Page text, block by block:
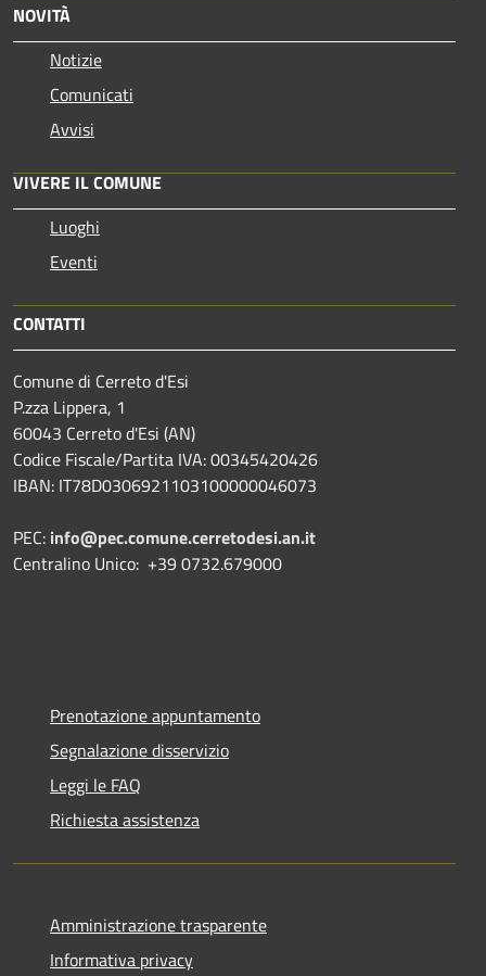
NOVITÀ
Notizie
Comunicati
Avvisi
VIVERE IL COMUNE
Luoghi
Eventi
CONTATTI
Comune di Cerreto d'Esi
P.zza Lippera, 1
60043 Cerreto d'Esi (AN)
Codice Fiscale/Partita IVA: 00345420426
IBAN: IT78D0306921103100000046073
PEC: info@pec.comune.cerretodesi.an.it
Centralino Unico: +39 0732.679000
Prenotazione appuntamento
Segnalazione disservizio
Leggi le FAQ
Richiesta assistenza
Amministrazione trasparente
Informativa privacy